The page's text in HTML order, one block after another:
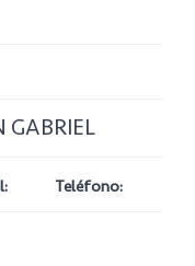
GABRIEL
Teléfono: